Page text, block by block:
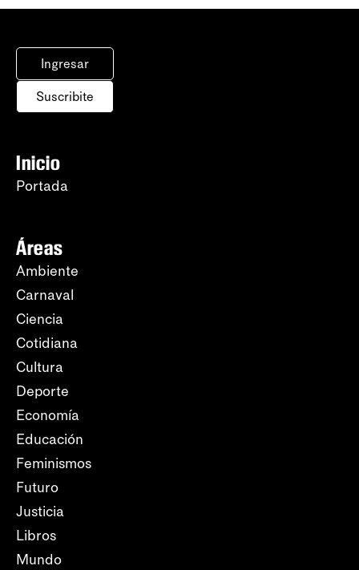
Ingresar
Suscribite
Inicio
Portada
Áreas
Ambiente
Carnaval
Ciencia
Cotidiana
Cultura
Deporte
Economía
Educación
Feminismos
Futuro
Justicia
Libros
Mundo